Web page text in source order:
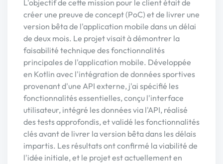
L'objectif de cette mission pour le client était de
créer une preuve de concept (PoC) et de livrer une
version bêta de l'application mobile dans un délai
de deux mois. Le projet visait à démontrer la
faisabilité technique des fonctionnalités
principales de l'application mobile. Développée
en Kotlin avec l'intégration de données sportives
provenant d'une API externe, j'ai spécifié les
fonctionnalités essentielles, conçu l'interface
utilisateur, intégré les données via l'API, réalisé
des tests approfondis, et validé les fonctionnalités
clés avant de livrer la version bêta dans les délais
impartis. Les résultats ont confirmé la viabilité de
l'idée initiale, et le projet est actuellement en